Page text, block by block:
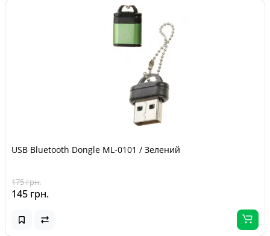
USB Bluetooth Dongle ML-0101 / Зелений
175 грн.
145 грн.